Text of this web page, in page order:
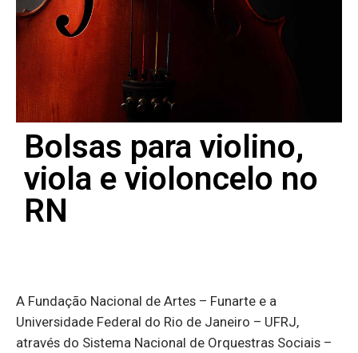
Bolsas para violino,
viola e violoncelo no
RN
A Fundação Nacional de Artes – Funarte e a
Universidade Federal do Rio de Janeiro – UFRJ,
através do Sistema Nacional de Orquestras Sociais –